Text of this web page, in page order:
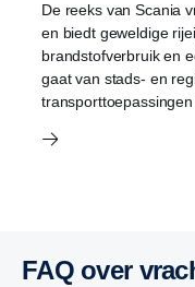
De reeks van Scania
en biedt geweldige
brandstofverbruik en
gaat van stads- en
FAQ over